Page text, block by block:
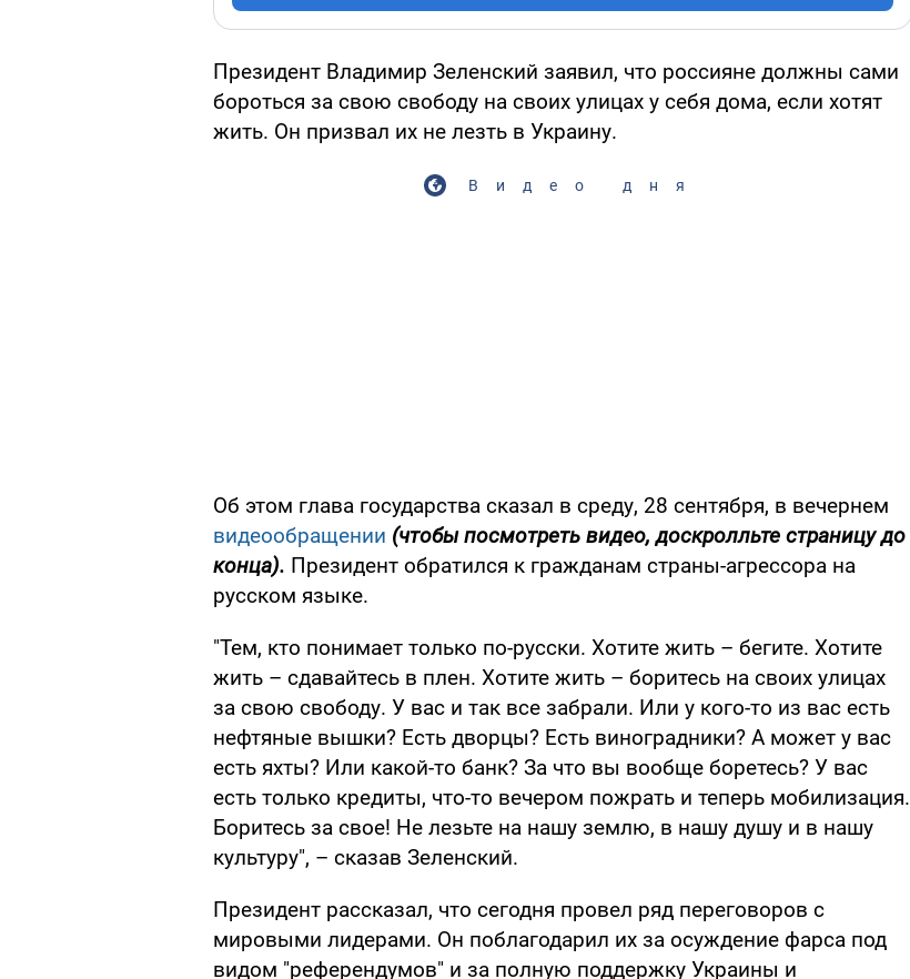
Президент Владимир Зеленский заявил, что россияне должны сами
бороться за свою свободу на своих улицах у себя дома, если хотят
жить. Он призвал их не лезть в Украину.
Видео дня
Об этом глава государства сказал в среду, 28 сентября, в вечернем
видеообращении (чтобы посмотреть видео, доскролльте страницу до
конца). Президент обратился к гражданам страны-агрессора на
русском языке.
"Тем, кто понимает только по-русски. Хотите жить – бегите. Хотите
жить – сдавайтесь в плен. Хотите жить – боритесь на своих улицах
за свою свободу. У вас и так все забрали. Или у кого-то из вас есть
нефтяные вышки? Есть дворцы? Есть виноградники? А может у вас
есть яхты? Или какой-то банк? За что вы вообще боретесь? У вас
есть только кредиты, что-то вечером пожрать и теперь мобилизация.
Боритесь за свое! Не лезьте на нашу землю, в нашу душу и в нашу
культуру", – сказав Зеленский.
Президент рассказал, что сегодня провел ряд переговоров с
мировыми лидерами. Он поблагодарил их за осуждение фарса под
видом "референдумов" и за полную поддержку Украины и